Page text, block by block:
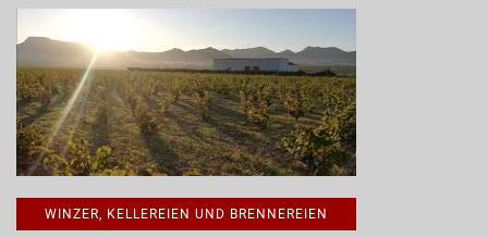
WINZER, KELLEREIEN UND BRENNEREIEN